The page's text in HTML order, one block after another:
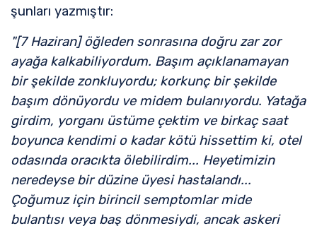
şunları yazmıştır:
"[7 Haziran] öğleden sonrasına doğru zar zor
ayağa kalkabiliyordum. Başım açıklanamayan
bir şekilde zonkluyordu; korkunç bir şekilde
başım dönüyordu ve midem bulanıyordu. Yatağa
girdim, yorganı üstüme çektim ve birkaç saat
boyunca kendimi o kadar kötü hissettim ki, otel
odasında oracıkta ölebilirdim... Heyetimizin
neredeyse bir düzine üyesi hastalandı...
Çoğumuz için birincil semptomlar mide
bulantısı veya baş dönmesiydi, ancak askeri